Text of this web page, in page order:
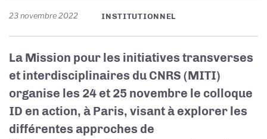
23 novembre 2022 INSTITUTIONNEL
La Mission pour les initiatives transverses
et interdisciplinaires du CNRS (MITI)
organise les 24 et 25 novembre le colloque
ID en action, à Paris, visant à explorer les
différentes approches de